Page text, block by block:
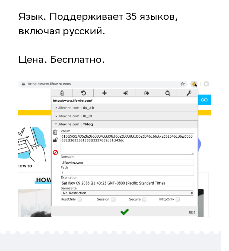
Язык. Поддерживает 35 языков,
включая русский.
Цена. Бесплатно.